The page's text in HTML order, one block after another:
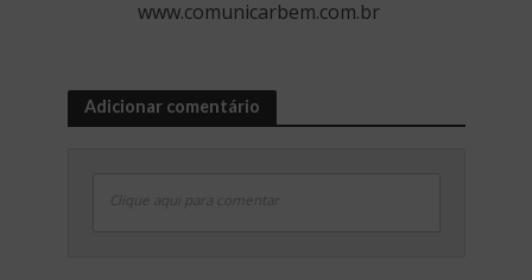
www.comunicarbem.com.br
Adicionar comentário
Clique aqui para comentar